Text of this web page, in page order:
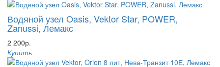
Водяной узел Oasis, Vektor Star, POWER,
Zanussi, Лемакс
2 200р.
Купить